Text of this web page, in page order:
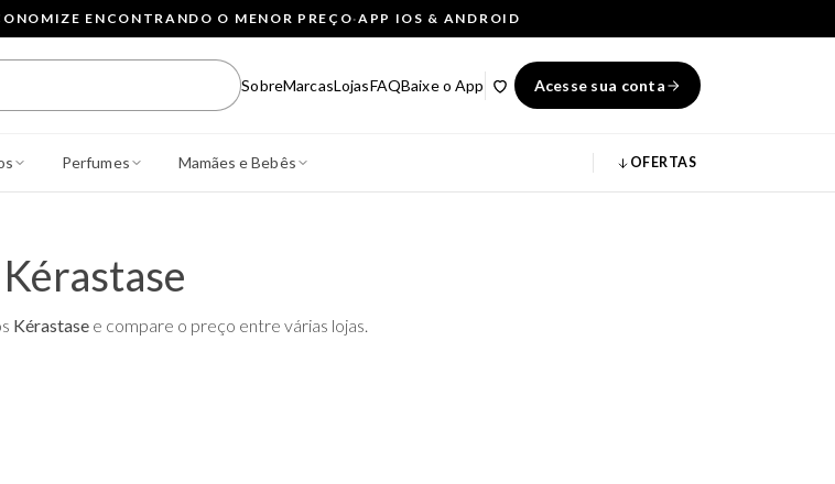
ENCONTRANDO O MENOR PREÇO·APP IOS & ANDROID
SobreMarcasLojasFAQBaixe o App Acesse sua conta
Perfumes Mamães e Bebês OFERTAS
Kérastase
Kérastase e compare o preço entre várias lojas.